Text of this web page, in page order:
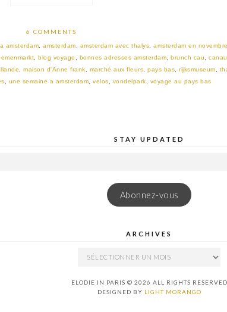
6 COMMENTS
amsterdam ,amsterdam amsterdam avec thalys ,amsterdam en novembre
blog voyage bonnes adresses amsterdam brunch cau
maison d'Anne frank marché aux fleurs pays bas rijksmuseum
une semaine a amsterdam ,velos vondelpark voyage au pays bas
STAY UPDATED
Abonnez-vous
ARCHIVES
ARCHIVES
ELODIE IN PARIS © 2026 ALL RIGHTS RESERVED
DESIGNED BY LIGHT MORANGO